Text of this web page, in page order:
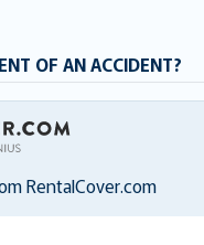
OF AN ACCIDENT?
RentalCover.com